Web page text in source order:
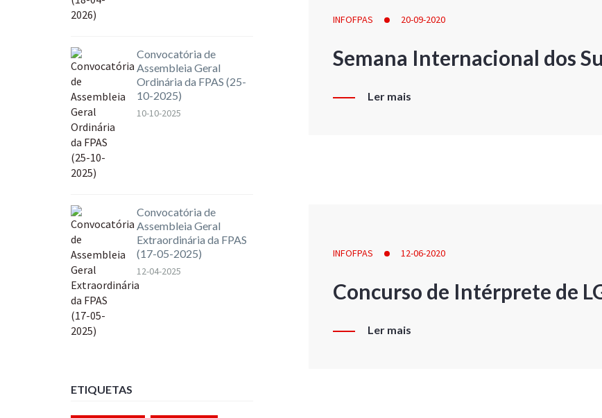
INFOFPAS 20-09-2020
Semana Internacional dos
Ler mais
INFOFPAS 12-06-2020
Concurso de Intérprete de
Ler mais
Convocatória de
Assembleia Geral
Ordinária da FPAS (25-
10-2025)
10-10-2025
Convocatória de
Assembleia Geral
Extraordinária da FPAS
(17-05-2025)
12-04-2025
ETIQUETAS